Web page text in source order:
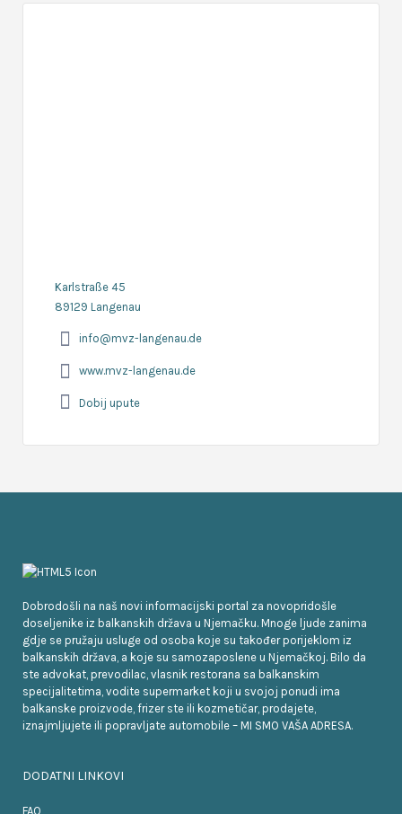
Karlstraße 45
89129 Langenau
info@mvz-langenau.de
www.mvz-langenau.de
Dobij upute
Dobrodošli na naš novi informacijski portal za novopridošle
doseljenike iz balkanskih država u Njemačku. Mnoge ljude zanima
gdje se pružaju usluge od osoba koje su također porijeklom iz
balkanskih država, a koje su samozaposlene u Njemačkoj. Bilo da
ste advokat, prevodilac, vlasnik restorana sa balkanskim
specijalitetima, vodite supermarket koji u svojoj ponudi ima
balkanske proizvode, frizer ste ili kozmetičar, prodajete,
iznajmljujete ili popravljate automobile – MI SMO VAŠA ADRESA.
DODATNI LINKOVI
FAQ